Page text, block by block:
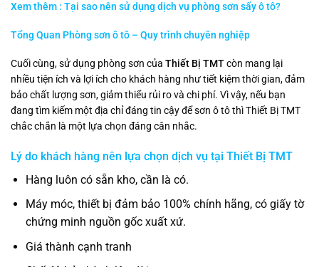
Xem thêm : Tại sao nên sử dụng dịch vụ phòng sơn sấy ô tô?
Tổng Quan Phòng sơn ô tô – Quy trình chuyên nghiệp
Cuối cùng, sử dụng phòng sơn của Thiết Bị TMTcòn mang lại
nhiều tiện ích và lợi ích cho khách hàng như tiết kiệm thời gian, đảm
bảo chất lượng sơn, giảm thiểu rủi ro và chi phí. Vì vậy, nếu bạn
đang tìm kiếm một địa chỉ đáng tin cậy để sơn ô tô thì Thiết Bị TMT
chắc chắn là một lựa chọn đáng cân nhắc.
Lý do khách hàng nên lựa chọn dịch vụ tại Thiết Bị TMT
Hàng luôn có sẵn kho, cần là có.
Máy móc, thiết bị đảm bảo 100% chính hãng, có giấy tờ
chứng minh nguồn gốc xuất xứ.
Giá thành cạnh tranh